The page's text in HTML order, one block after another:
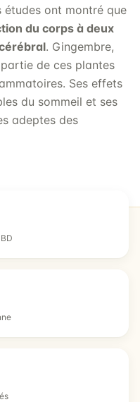
études ont montré que
du corps à deux
. Gingembre,
de ces plantes
Ses effets
du sommeil et ses
adeptes des